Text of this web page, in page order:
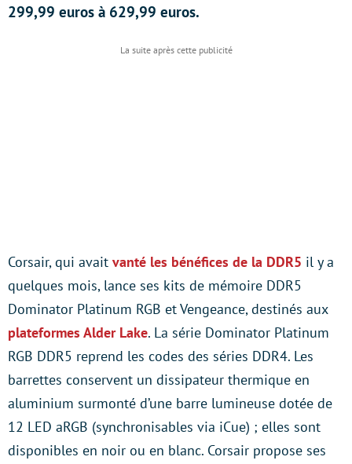
299,99 euros à 629,99 euros.
Corsair, qui avait vanté les bénéfices de la DDR5 il y a
quelques mois, lance ses kits de mémoire DDR5
Dominator Platinum RGB et Vengeance, destinés aux
plateformes Alder Lake. La série Dominator Platinum
RGB DDR5 reprend les codes des séries DDR4. Les
barrettes conservent un dissipateur thermique en
aluminium surmonté d’une barre lumineuse dotée de
12 LED aRGB (synchronisables via iCue) ; elles sont
disponibles en noir ou en blanc. Corsair propose ses